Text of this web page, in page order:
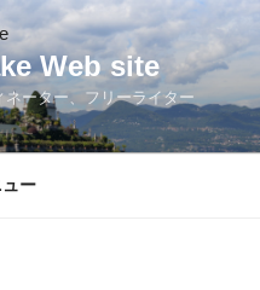
Web site
ーター、フリーライター
ュー